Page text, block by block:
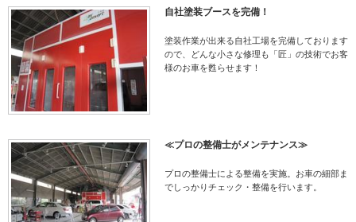
自社塗装ブースを完備！
塗装作業が出来る自社工場を完備しております
ので、どんな小さな修理も「匠」の技術でお客
様のお車を甦らせます！
≪プロの整備士がメンテナンス≫
プロの整備士による整備を実施。お車の細部ま
でしっかりチェック・整備を行います。